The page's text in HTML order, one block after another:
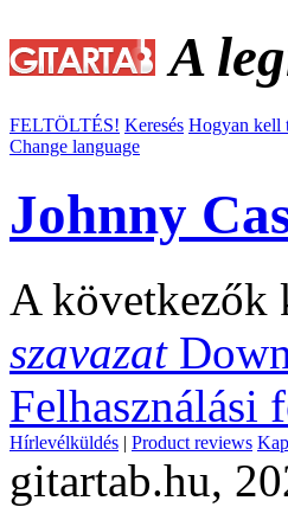
A
FELTÖLTÉS! Keresés Hogyan kell
Change language
Johnny
A következők
szavazat
Felhasználási
Hírlevélküldés | Product reviews
gitartab.hu,